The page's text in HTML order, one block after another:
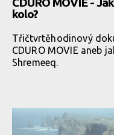
CDURO MOVIE -
kolo?
Třičtvrtěhodinový
CDURO MOVIE aneb
Shremeeq.